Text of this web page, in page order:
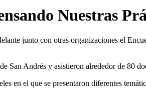
Nuestras
junto con otras organizaciones el
San Andrés y asistieron alrededor de 80
en el que se presentaron diferentes